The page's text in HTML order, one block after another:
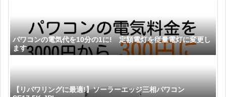
パワコンの電気代を10分の1に! 定額電灯を従量電灯に変更し
ます
【リパワリングに最適!】ソーラーエッジ三相パワコン